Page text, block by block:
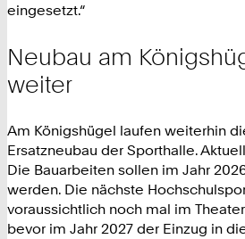
eingesetzt.“
Neubau am
weiter
Am Königshügel laufen weiterhin
Ersatzneubau der Sporthalle.
Die Bauarbeiten sollen im Jahr
werden. Die nächste
voraussichtlich noch mal im
bevor im Jahr 2027 der Einzug in